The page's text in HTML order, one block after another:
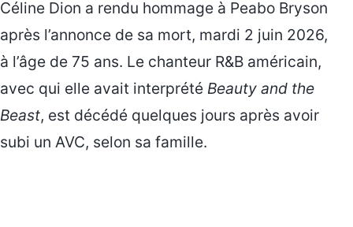
Céline Dion a rendu hommage à Peabo Bryson
après l’annonce de sa mort, mardi 2 juin 2026,
à l’âge de 75 ans. Le chanteur R&B américain,
avec qui elle avait interprété Beauty and the
Beast, est décédé quelques jours après avoir
subi un AVC, selon sa famille.